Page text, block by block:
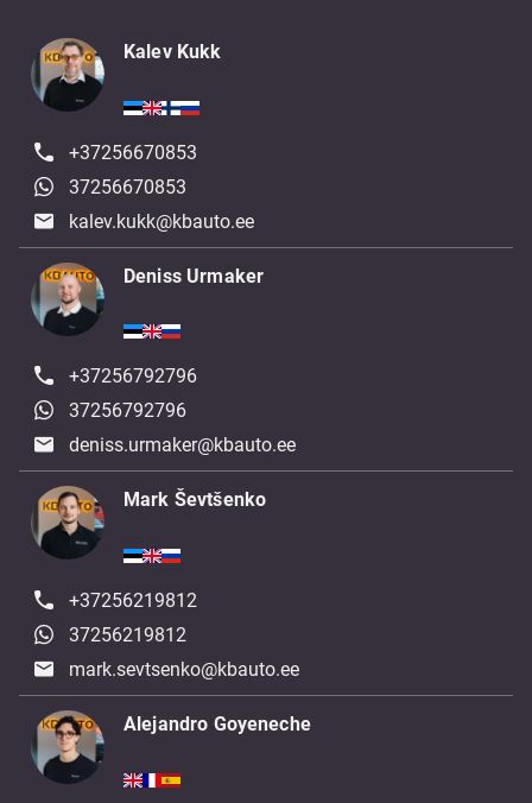
Kalev Kukk
+37256670853
37256670853
kalev.kukk@kbauto.ee
Deniss Urmaker
+37256792796
37256792796
deniss.urmaker@kbauto.ee
Mark Ševtšenko
+37256219812
37256219812
mark.sevtsenko@kbauto.ee
Alejandro Goyeneche